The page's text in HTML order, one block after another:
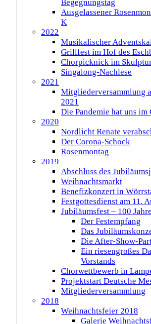
Begegnungstag
Ausgelassener
K
2022
Musikalischer
Grillfest im Hof des
Chorpicknick im
Singalong-Nachlese
2021
Mitgliederversammlung
2021
Die Pandemie hat uns
2020
Nordlicht Renate
Der Corona-Schock
Rosenmontag
2019
Abschluss des
Weihnachtsmarkt
Benefizkonzert in
Festgottesdienst am 11.
Jubiläumsfest – 100
Der Festempfang
Das
Die After-Show-
Ein riesengroßes
Vorstands
Chorwettbewerb in
Projektstart Deutsche
Mitgliederversammlung
2018
Weihnachtsfeier 2018
Galerie